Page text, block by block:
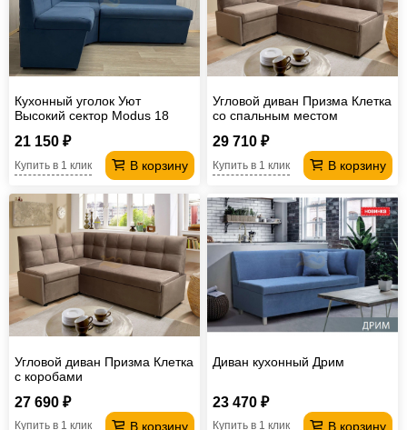
Кухонный уголок Уют
Высокий сектор Modus 18
21 150 ₽
В корзину
Купить в 1 клик
Угловой диван Призма Клетка
со спальным местом
29 710 ₽
В корзину
Купить в 1 клик
Угловой диван Призма Клетка
с коробами
27 690 ₽
В корзину
Купить в 1 клик
Диван кухонный Дрим
23 470 ₽
В корзину
Купить в 1 клик